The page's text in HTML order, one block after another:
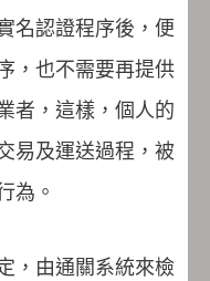
名認證程序後，便
，也不需要再提供
者，這樣，個人的
易及運送過程，被
為。
，由通關系統來檢